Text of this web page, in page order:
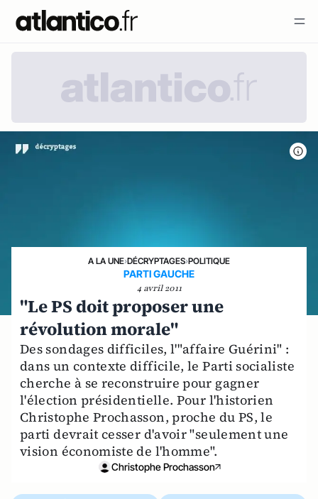
A LA UNE›DÉCRYPTAGES›POLITIQUE
PARTI GAUCHE
4 avril 2011
"Le PS doit proposer une
révolution morale"
Des sondages difficiles, l'"affaire Guérini" :
dans un contexte difficile, le Parti socialiste
cherche à se reconstruire pour gagner
l'élection présidentielle. Pour l'historien
Christophe Prochasson, proche du PS, le
parti devrait cesser d'avoir "seulement une
vision économiste de l'homme".
Christophe Prochasson